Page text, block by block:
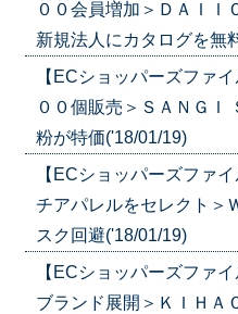
００会員増加＞ＤＡＩＩ
新規法人にカタログを無
【ECショッパーズファ
００個販売＞ＳＡＮＧＩ
粉が特価('18/01/19)
【ECショッパーズファ
チアパレルをセレクト＞
スク回避('18/01/19)
【ECショッパーズファ
ブランド展開＞ＫＩＨ